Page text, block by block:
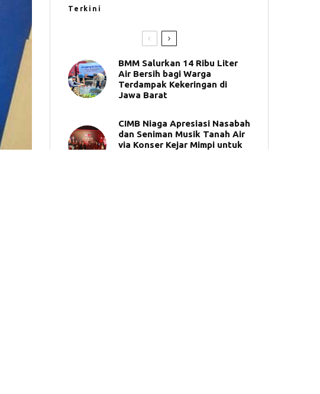
Terkini
BMM Salurkan 14 Ribu Liter
Air Bersih bagi Warga
Terdampak Kekeringan di
Jawa Barat
CIMB Niaga Apresiasi Nasabah
dan Seniman Musik Tanah Air
via Konser Kejar Mimpi untuk